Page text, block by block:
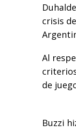
crisis
Al
de
Buzzi